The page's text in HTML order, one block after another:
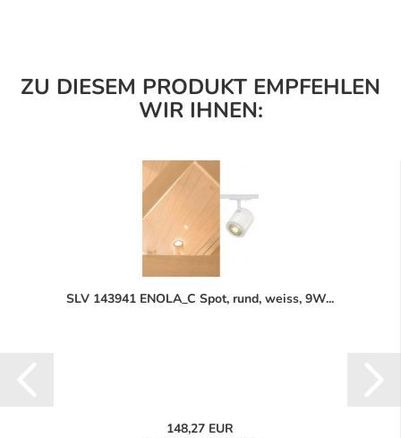
ZU DIESEM PRODUKT EMPFEHLEN
WIR IHNEN:
SLV 143941 ENOLA_C Spot, rund, weiss, 9W...
148,27 EUR